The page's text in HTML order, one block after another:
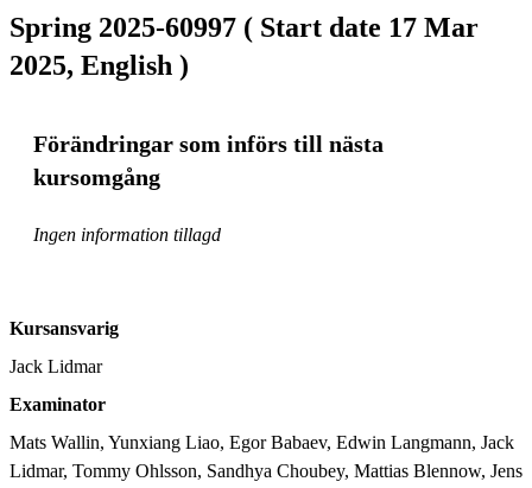
Spring 2025-60997 ( Start date 17 Mar
2025, English )
Förändringar som införs till nästa
kursomgång
Ingen information tillagd
Kursansvarig
Jack Lidmar
Examinator
Mats Wallin, Yunxiang Liao, Egor Babaev, Edwin Langmann, Jack
Lidmar, Tommy Ohlsson, Sandhya Choubey, Mattias Blennow, Jens